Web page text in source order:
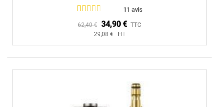
11 avis
62,40 € 34,90 € TTC
29,08 € HT